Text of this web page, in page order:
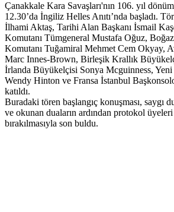
Çanakkale Kara Savaşları'nın 106. yıl
12.30’da İngiliz Helles Anıtı’nda başladı.
İlhami Aktaş, Tarihi Alan Başkanı İsmail
Komutanı Tümgeneral Mustafa Oğuz,
Komutanı Tuğamiral Mehmet Cem Okyay,
Marc Innes-Brown, Birleşik Krallık
İrlanda Büyükelçisi Sonya Mcguinness,
Wendy Hinton ve Fransa İstanbul
katıldı.
Buradaki tören başlangıç konuşması, saygı
ve okunan duaların ardından protokol üyeleri
bırakılmasıyla son buldu.